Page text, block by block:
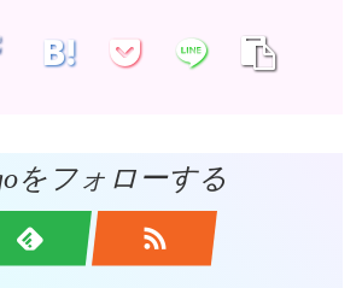
をフォローする